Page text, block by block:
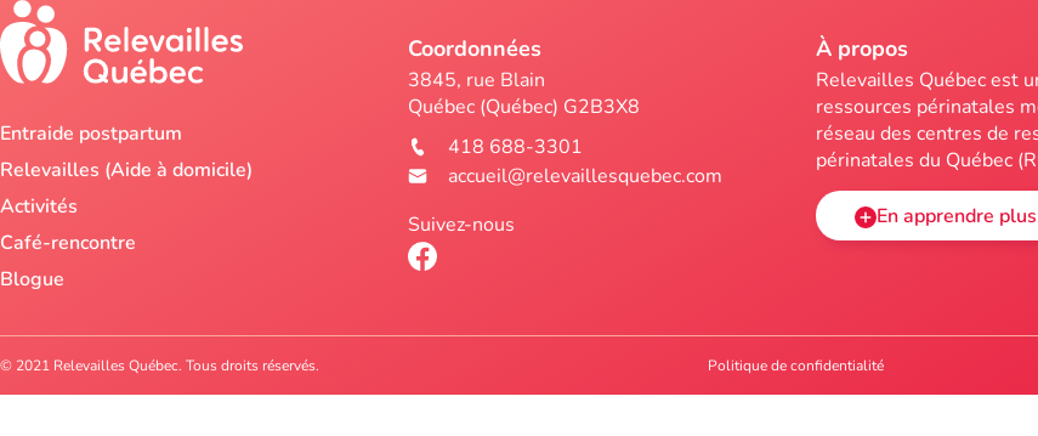
Entraide postpartum
Relevailles (Aide à domicile)
Activités
Café-rencontre
Blogue
Coordonnées
3845, rue Blain
Québec (Québec) G2B3X8
418 688-3301
accueil@relevaillesquebec.com
Suivez-nous
À propos
Relevailles Québec est
ressources périnatales
réseau des centres de
périnatales du Québec
En apprendre plus
© 2021 Relevailles Québec. Tous droits réservés. Politique de confidentialité